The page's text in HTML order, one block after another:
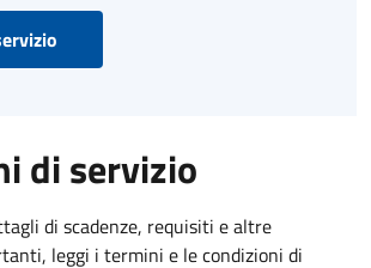
di servizio
di scadenze, requisiti e altre
leggi i termini e le condizioni di